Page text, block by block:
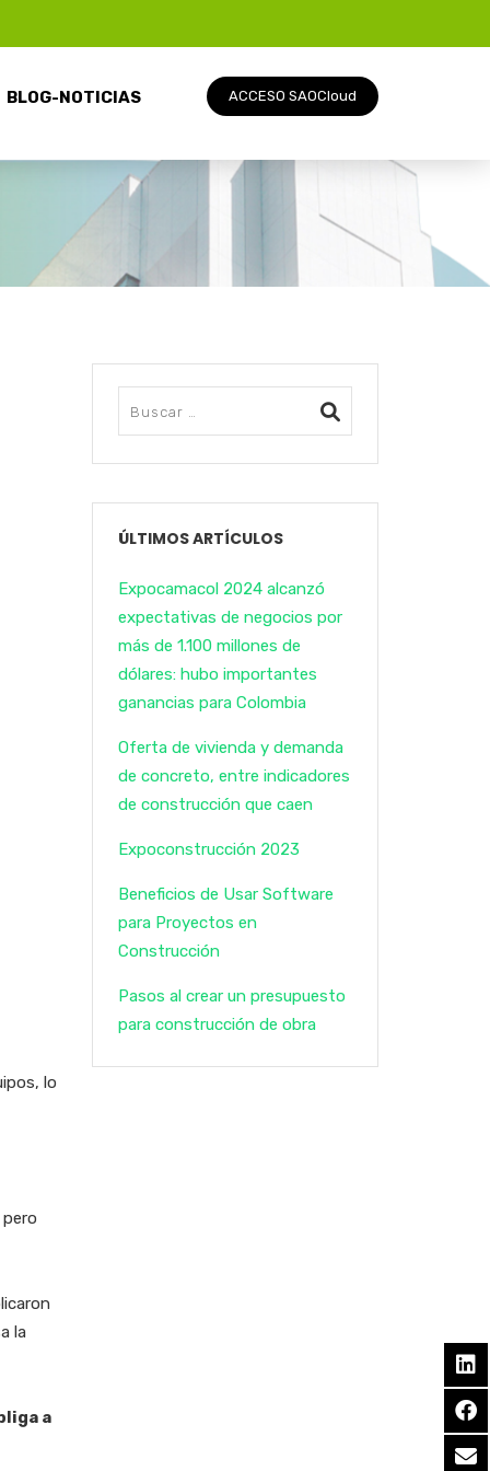
ACCESO SAOCloud
BLOG-NOTICIAS
lo
la
a
ÚLTIMOS ARTÍCULOS
Expocamacol 2024 alcanzó
expectativas de negocios por
más de 1.100 millones de
dólares: hubo importantes
ganancias para Colombia
Oferta de vivienda y demanda
de concreto, entre indicadores
de construcción que caen
Expoconstrucción 2023
Beneficios de Usar Software
para Proyectos en
Construcción
Pasos al crear un presupuesto
para construcción de obra